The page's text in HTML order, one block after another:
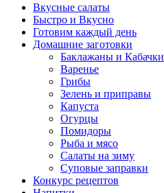
Вкусные салаты
Быстро и Вкусно
Готовим каждый день
Домашние заготовки
Баклажаны и Кабачки
Варенье
Грибы
Зелень и приправы
Капуста
Огурцы
Помидоры
Рыба и мясо
Салаты на зиму
Суповые заправки
Конкурс рецептов